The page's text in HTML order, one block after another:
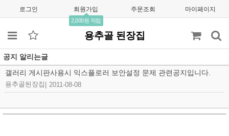
로그인 회원가입
2,000원 적립
주문조회 마이페이지
용추골 된장집
공지 알리는글
갤러리 게시판사용시 익스플로러 보안설정 문제 관련공지입니다.
용추골된장집 2011-08-08